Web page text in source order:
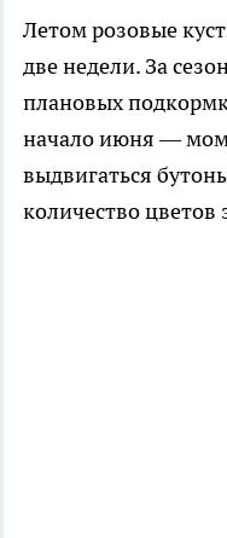
Летом розовые
две недели. За
плановых
начало июня —
выдвигаться
количество цветов